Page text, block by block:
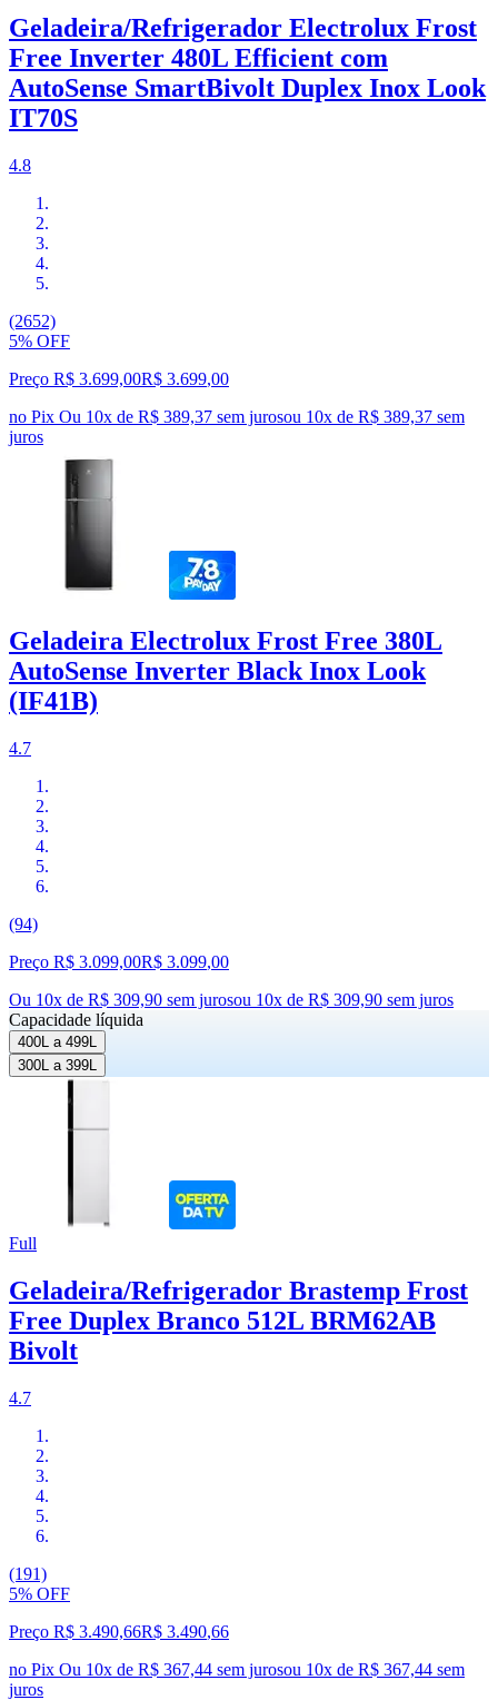
Geladeira/Refrigerador Electrolux Frost
Free Inverter 480L Efficient com
AutoSense SmartBivolt Duplex Inox Look
IT70S
4.8
(2652)
5% OFF
Preço R$ 3.699,00R$ 3.699,00
no Pix Ou 10x de R$ 389,37 sem jurosou 10x de R$ 389,37 sem
juros
Geladeira Electrolux Frost Free 380L
AutoSense Inverter Black Inox Look
(IF41B)
4.7
(94)
Preço R$ 3.099,00R$ 3.099,00
Ou 10x de R$ 309,90 sem jurosou 10x de R$ 309,90 sem juros
Capacidade líquida
400L a 499L
300L a 399L
Full
Geladeira/Refrigerador Brastemp Frost
Free Duplex Branco 512L BRM62AB
Bivolt
4.7
(191)
5% OFF
Preço R$ 3.490,66R$ 3.490,66
no Pix Ou 10x de R$ 367,44 sem jurosou 10x de R$ 367,44 sem
juros